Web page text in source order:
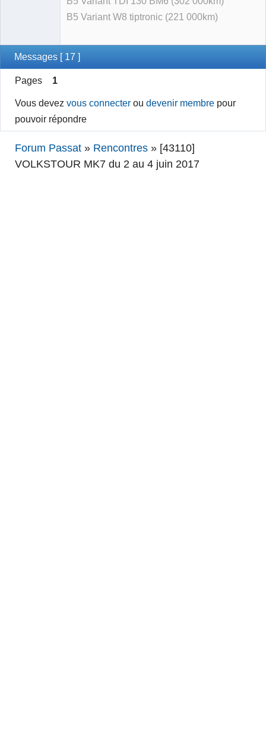
B5 Variant W8 tiptronic (221 000km)
Messages [ 17 ]
Pages 1
Vous devezvous connecter oudevenir membre pour
pouvoir répondre
Forum Passat » Rencontres » [43110]
VOLKSTOUR MK7 du 2 au 4 juin 2017